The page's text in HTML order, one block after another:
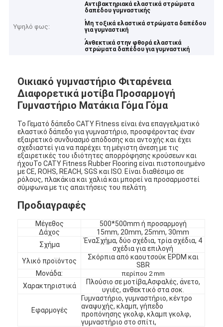
Υψηλό φως:
Αντιβακτηριακά ελαστικά στρώματα
δαπέδου γυμναστικής
,
Μη τοξικά ελαστικά στρώματα δαπέδου
για γυμναστική
,
Ανθεκτικά στην φθορά ελαστικά
στρώματα δαπέδου για γυμναστική
Οικιακό γυμναστήριο Φιταρένεια
Διαφορετικά μοτίβα Προσαρμογή
Γυμναστήριο Ματάκια Γόμα Γόμα
Το Γεματό δάπεδο CATY Fitness είναι ένα επαγγελματικό
ελαστικό δάπεδο για γυμναστήριο, προσφέροντας έναν
εξαιρετικό συνδυασμό απόδοσης και αντοχής.και έχει
σχεδιαστεί για να παρέχει τη μέγιστη άνεση με τις
εξαιρετικές του ιδιότητες απορρόφησης κρούσεων και
ήχουΤο CATY Fitness Rubber Flooring είναι πιστοποιημένο
με CE, ROHS, REACH, SGS και ISO. Είναι διαθέσιμο σε
ρόλους, πλακάκια και χαλιά και μπορεί να προσαρμοστεί
σύμφωνα με τις απαιτήσεις του πελάτη.
Προδιαγραφές
Μέγεθος
500*500mm ή προσαρμογή
Δάχος
15mm, 20mm, 25mm, 30mm
Σχήμα
ΈναΣχήμα, δύο σχέδια, τρία σχέδια, 4
σχέδια για επιλογή
Υλικό προϊόντος
Σκόρπια από καουτσούκ EPDM και
SBR
Μονάδα:
περίπου 2 mm
Χαρακτηριστικά Πλούσιο σε μοτίβα,Ασφαλές, άνετο,
υγιές, ανθεκτικό στα σοκ.
Εφαρμογές
Γυμναστήριο, γυμναστήριο, κέντρο
αναψυχής, κλαμπ, γήπεδο
προπόνησης γκολφ, κλαμπ γκολφ,
γυμναστήριο στο σπίτι,